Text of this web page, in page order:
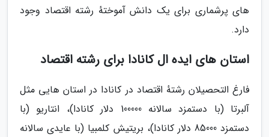
های پرشماری برای یک دانش آموختهٔ رشته اقتصاد وجود
دارد.
استان های ایده ال کانادا برای رشته اقتصاد
فارغ التحصیلان رشتهٔ اقتصاد در کانادا در استان هایی مثل
آلبرتا (با دستمزد سالانه 100000 دلار کانادا)، انتاریو (با
دستمزد 85000 دلار کانادا)، بریتیش کلمبیا (با عایدی سالانه